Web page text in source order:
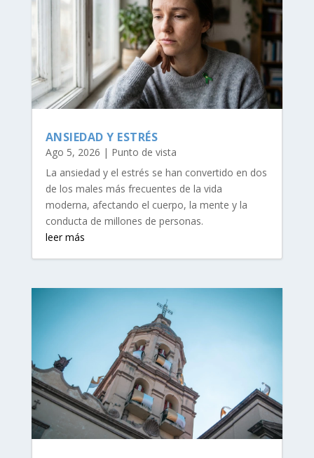
ANSIEDAD Y ESTRÉS
Ago 5, 2026 | Punto de vista
La ansiedad y el estrés se han convertido en dos
de los males más frecuentes de la vida
moderna, afectando el cuerpo, la mente y la
conducta de millones de personas.
leer más